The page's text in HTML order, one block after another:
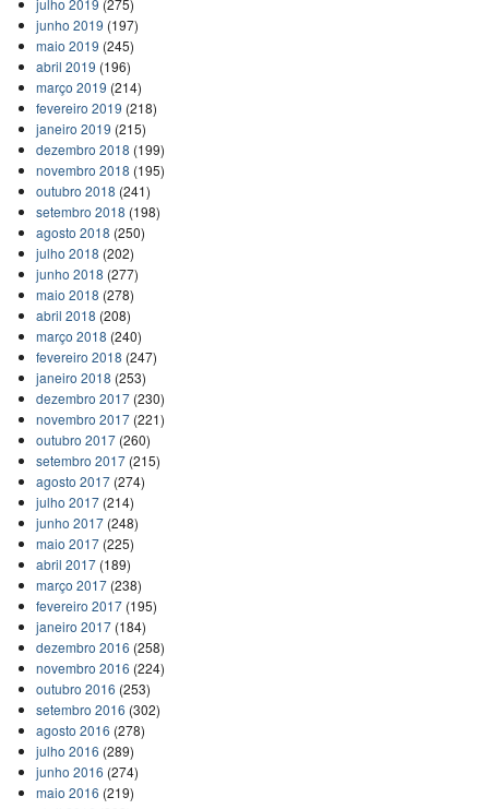
junho 2019 (197)
maio 2019 (245)
abril 2019 (196)
março 2019 (214)
fevereiro 2019 (218)
janeiro 2019 (215)
dezembro 2018 (199)
novembro 2018 (195)
outubro 2018 (241)
setembro 2018 (198)
agosto 2018 (250)
julho 2018 (202)
junho 2018 (277)
maio 2018 (278)
abril 2018 (208)
março 2018 (240)
fevereiro 2018 (247)
janeiro 2018 (253)
dezembro 2017(230)
novembro 2017(221)
outubro 2017(260)
setembro 2017(215)
agosto 2017(274)
julho 2017(214)
junho 2017(248)
maio 2017(225)
abril 2017(189)
março 2017(238)
fevereiro 2017(195)
janeiro 2017(184)
dezembro 2016 (258)
novembro 2016 (224)
outubro 2016 (253)
setembro 2016 (302)
agosto 2016 (278)
julho 2016 (289)
junho 2016 (274)
maio 2016 (219)